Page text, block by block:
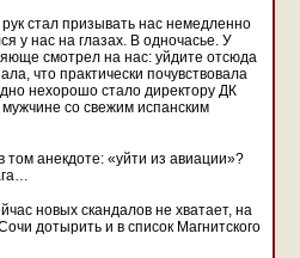
стал призывать нас немедленно
у нас на глазах. В одночасье. У
смотрел на нас: уйдите отсюда
что практически почувствовала
нехорошо стало директору ДК
со свежим испанским
том анекдоте: «уйти из авиации»?
новых скандалов не хватает, на
дотырить и в список Магнитского